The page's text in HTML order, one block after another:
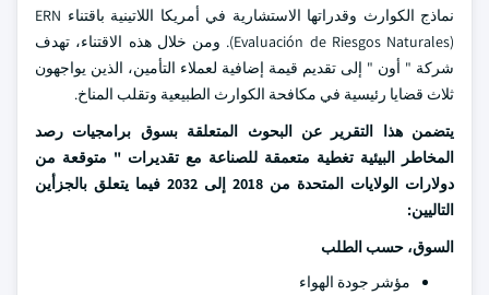
نماذج الكوارث وقدراتها الاستشارية في أمريكا اللاتينية باقتناء ERN
(Evaluación de Riesgos Naturales). ومن خلال هذه الاقتناء، تهدف
شركة " أون " إلى تقديم قيمة إضافية لعملاء التأمين، الذين يواجهون
ثلاث قضايا رئيسية في مكافحة الكوارث الطبيعية وتقلب المناخ.
يتضمن هذا التقرير عن البحوث المتعلقة بسوق برامجيات رصد
المخاطر البيئية تغطية متعمقة للصناعة مع تقديرات " متوقعة من
دولارات الولايات المتحدة من 2018 إلى 2032 فيما يتعلق بالجزأين
التاليين:
السوق، حسب الطلب
مؤشر جودة الهواء